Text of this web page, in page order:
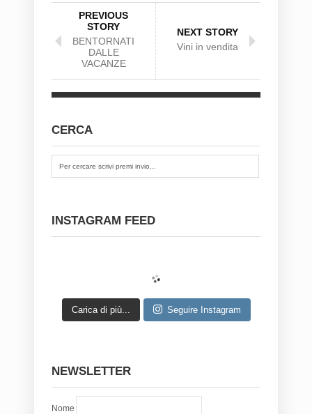
PREVIOUS
STORY
BENTORNATI
DALLE
VACANZE
NEXT STORY
Vini in vendita
CERCA
INSTAGRAM FEED
Carica di più... Seguire Instagram
NEWSLETTER
Nome